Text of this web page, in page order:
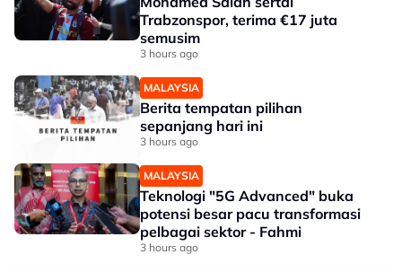
Trabzonspor, terima €17 juta
semusim
3 hours ago
MALAYSIA
Berita tempatan pilihan
sepanjang hari ini
3 hours ago
MALAYSIA
Teknologi "5G Advanced" buka
potensi besar pacu transformasi
pelbagai sektor - Fahmi
3 hours ago